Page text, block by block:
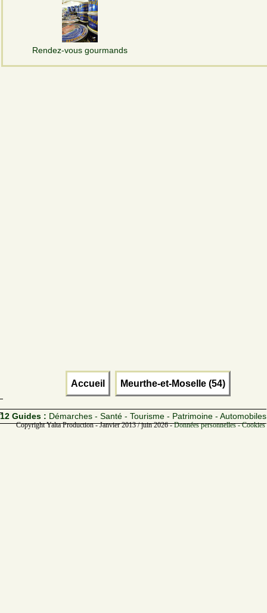
Rendez-vous gourmands
Accueil Meurthe-et-Moselle (54)
12 Guides : Démarches - Santé - Tourisme - Patrimoine - Automobiles
Copyright Yalta Production - Janvier 2013 / juin 2026 -Données personnelles -